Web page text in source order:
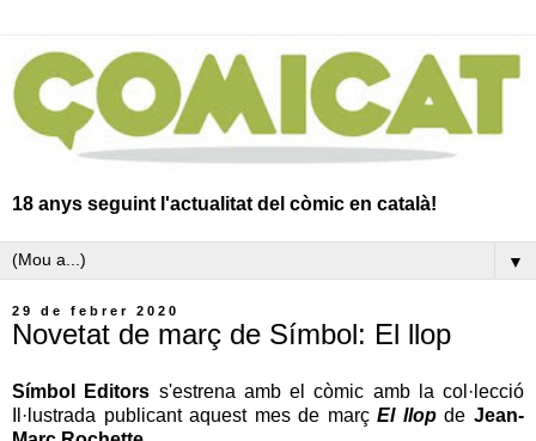
18 anys seguint l'actualitat del còmic en català!
▼
29 de febrer 2020
Novetat de març de Símbol: El llop
Símbol Editors s'estrena amb el còmic amb la col·lecció
Il·lustrada publicant aquest mes de marçEl llopdeJean-